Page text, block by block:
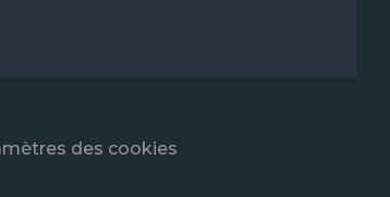
des cookies